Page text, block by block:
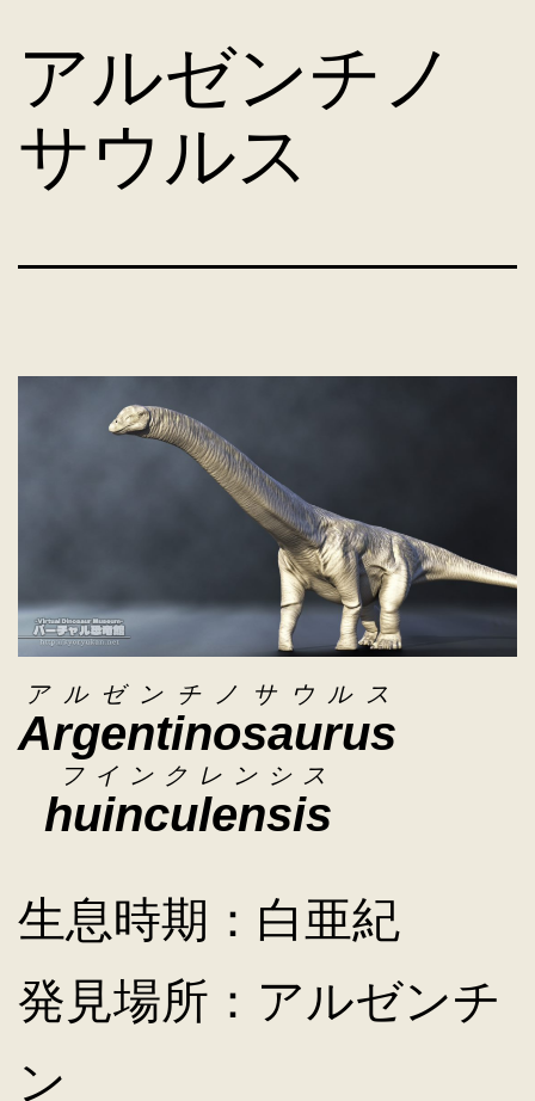
コ
ン
テ
ン
ツ
キ
ッ
アルゼンチノ
サウルス
Argentinosaurus
アルゼンチノサウルス
huinculensis
フインクレンシス
生息時期：白亜紀
発見場所：アルゼンチ
ン